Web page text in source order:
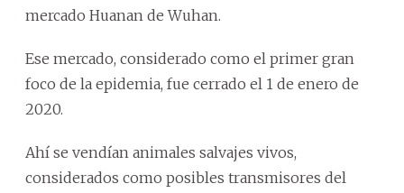
mercado Huanan de Wuhan.
Ese mercado, considerado como el primer gran
foco de la epidemia, fue cerrado el 1 de enero de
2020.
Ahí se vendían animales salvajes vivos,
considerados como posibles transmisores del